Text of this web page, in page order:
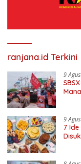
ranjana.id Terkini
9
9
7